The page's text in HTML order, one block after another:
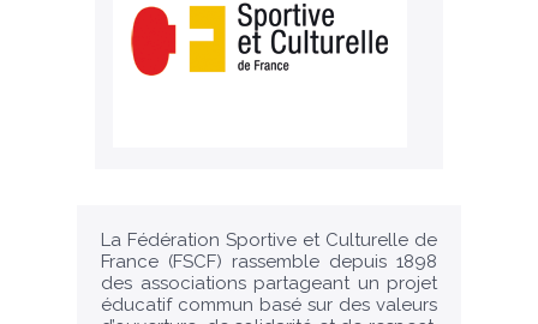
La Fédération Sportive et Culturelle de
France (FSCF) rassemble depuis 1898
des associations partageant un projet
éducatif commun basé sur des valeurs